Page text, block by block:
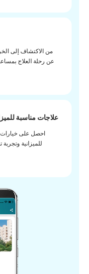
من الاكتشاف إلى
عن رحلة العلاج
علاجات مناسبة
احصل على خيارات
للميزانية